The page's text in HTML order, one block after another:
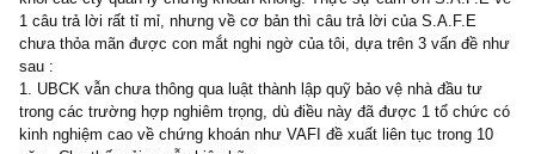
Trước đây tôi đã đặt vấn đề với S.A.F.E rằng có nên rút chứng
khỏi các cty quản lý chứng khoán không. Thực sự cảm ơn
1 câu trả lời rất tỉ mỉ, nhưng về cơ bản thì câu trả lời của S.A.F.E
chưa thỏa mãn được con mắt nghi ngờ của tôi, dựa trên 3 vấn
sau :